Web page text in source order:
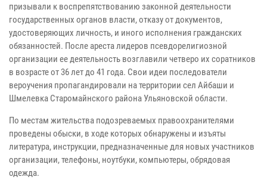
призывали к воспрепятствованию законной деятельности
государственных органов власти, отказу от документов,
удостоверяющих личность, и иного исполнения гражданских
обязанностей. После ареста лидеров псевдорелигиозной
организации ее деятельность возглавили четверо их соратников
в возрасте от 36 лет до 41 года. Свои идеи последователи
вероучения пропагандировали на территории сел Айбаши и
Шмелевка Старомайнского района Ульяновской области.
По местам жительства подозреваемых правоохранителями
проведены обыски, в ходе которых обнаружены и изъяты
литература, инструкции, предназначенные для новых участников
организации, телефоны, ноутбуки, компьютеры, обрядовая
одежда.